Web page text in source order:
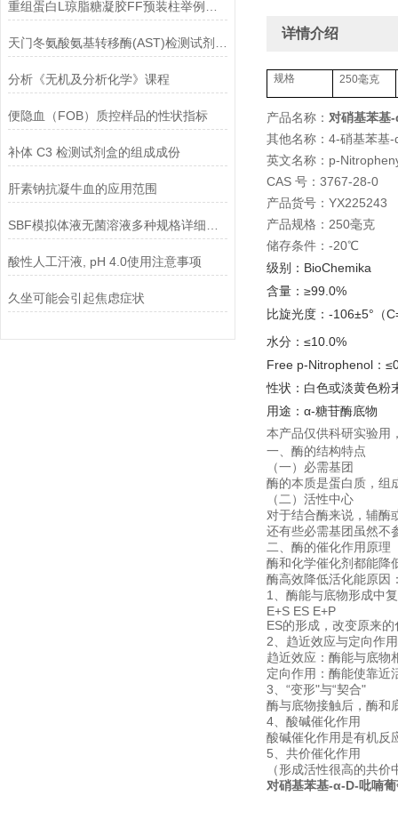
分析《无机及分析化学》课程
便隐血（FOB）质控样品的性状指标
补体 C3 检测试剂盒的组成成份
肝素钠抗凝牛血的应用范围
酸性人工汗液, pH 4.0使用注意事项
久坐可能会引起焦虑症状
详情介绍
规格 250毫克
产品名称： 对硝基苯基
其他名称：4-硝基苯基
英文名称：p-
CAS 号：3767-28-0
产品货号：YX225243
产品规格：250毫克
储存条件：-20℃
级别：BioChemika
含量：≥99.0%
比旋光度：-106±5°（
水分：≤10.0%
Free p-Nitrophenol：
性状：白色或淡黄色粉
用途：α-糖苷酶底物
本产品仅供科研实验用
一、酶的结构特点
（一）必需基团
酶的本质是蛋白质，组
（二）活性中心
对于结合酶来说，辅酶
还有些必需基团虽然不
二、酶的催化作用原理
酶和化学催化剂都能降
酶高效降低活化能原因
1、酶能与底物形成中
E+S ES E+P
ES的形成，改变原来
2、趋近效应与定向作
趋近效应：酶能与底物
定向作用：酶能使靠近
3、“变形"与“契合"
酶与底物接触后，酶和
4、酸碱催化作用
酸碱催化作用是有机反
5、共价催化作用
（形成活性很高的共价
对硝基苯基-α-D-吡喃